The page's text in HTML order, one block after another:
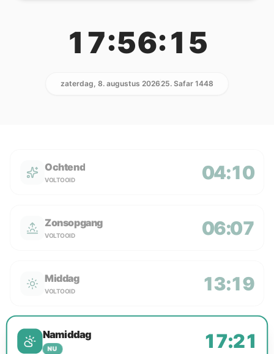
17:56:15
zaterdag, 8. augustus 202625. Safar 1448
Ochtend
VOLTOOID 04:10
Zonsopgang
VOLTOOID 06:07
Middag
VOLTOOID 13:19
Namiddag
NU 17:21